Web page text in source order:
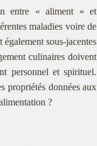
entre « aliment » et
maladies voire de
sous-jacentes
culinaires doivent
personnel et spirituel.
propriétés données aux
?